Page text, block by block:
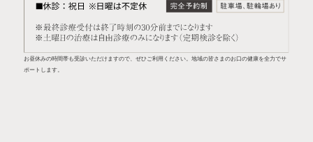
お昼休みの時間帯も受診いただけますので、ぜひご利用ください。地域の皆さまのお口の健康を全力でサ
ポートします。